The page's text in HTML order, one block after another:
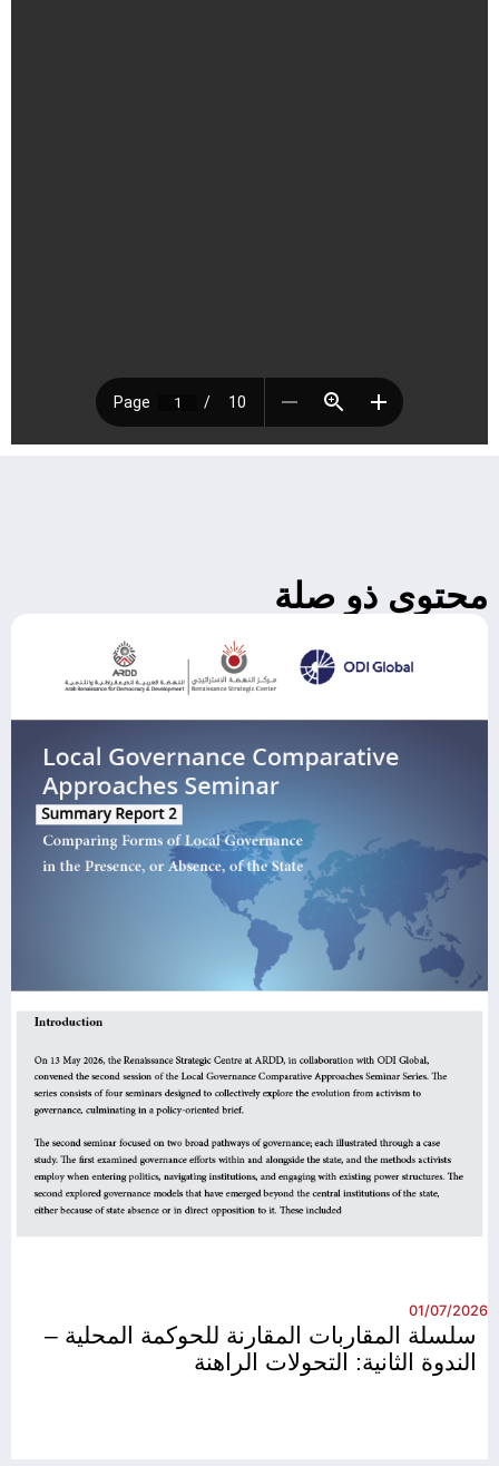
محتوى ذو صلة
01/07/2026
سلسلة المقاربات المقارنة للحوكمة المحلية –
الندوة الثانية: التحولات الراهنة